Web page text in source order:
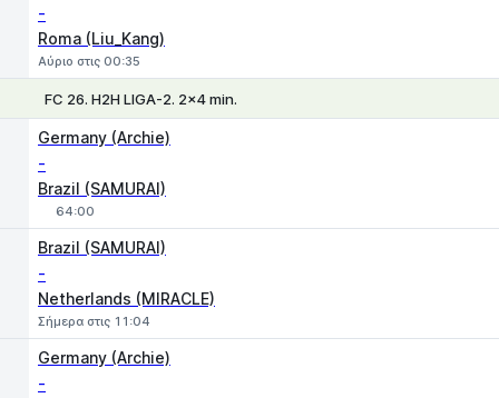
-
Roma (Liu_Kang)
Αύριο στις 00:35
FC 26. H2H LIGA-2. 2x4 min.
Germany (Archie)
-
Brazil (SAMURAI)
64:00
Brazil (SAMURAI)
-
Netherlands (MIRACLE)
Σήμερα στις 11:04
Germany (Archie)
-